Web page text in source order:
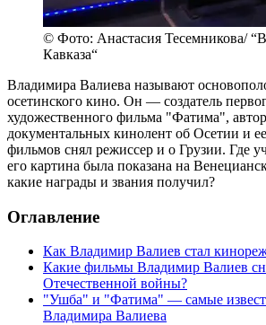
© Фото: Анастасия Тесемникова/
Кавказа“
Владимира Валиева называют
осетинского кино. Он — создатель
художественного фильма "Фатима",
документальных кинолент об Осетии и
фильмов снял режиссер и о Грузии. Где
его картина была показана на
какие награды и звания получил?
Оглавление
Как Владимир Валиев стал
Какие фильмы Владимир Валиев
Отечественной войны?
"Ушба" и "Фатима" — самые
Владимира Валиева